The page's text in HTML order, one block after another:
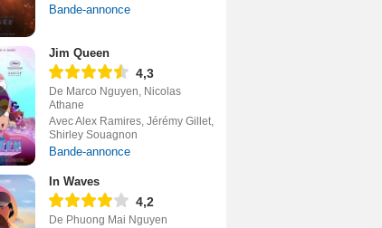
Bande-annonce
Jim Queen
4,3
De Marco Nguyen, Nicolas
Athane
Avec Alex Ramires, Jérémy Gillet,
Shirley Souagnon
Bande-annonce
In Waves
4,2
De Phuong Mai Nguyen